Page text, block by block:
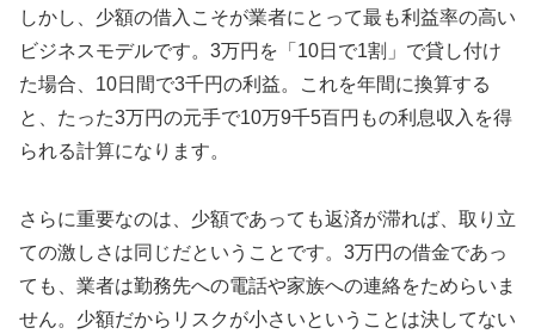
しかし、少額の借入こそが業者にとって最も利益率の高い
ビジネスモデルです。3万円を「10日で1割」で貸し付け
た場合、10日間で3千円の利益。これを年間に換算する
と、たった3万円の元手で10万9千5百円もの利息収入を得
られる計算になります。
さらに重要なのは、少額であっても返済が滞れば、取り立
ての激しさは同じだということです。3万円の借金であっ
ても、業者は勤務先への電話や家族への連絡をためらいま
せん。少額だからリスクが小さいということは決してない